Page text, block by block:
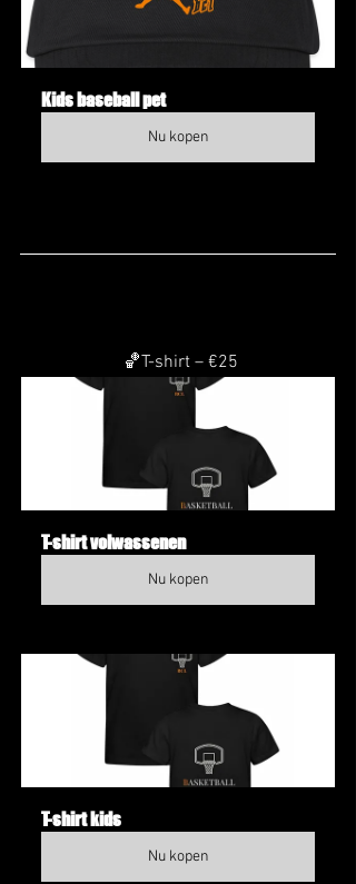
Kids baseball pet
Nu kopen
🏀T-shirt – €25
T-shirt volwassenen
Nu kopen
T-shirt kids
Nu kopen